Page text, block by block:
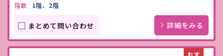
階数
1階、2階
まとめて問い合わせ 詳細をみる